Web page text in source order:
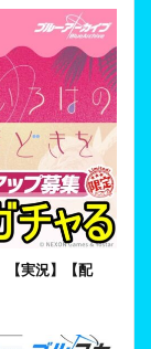
【実況】【配